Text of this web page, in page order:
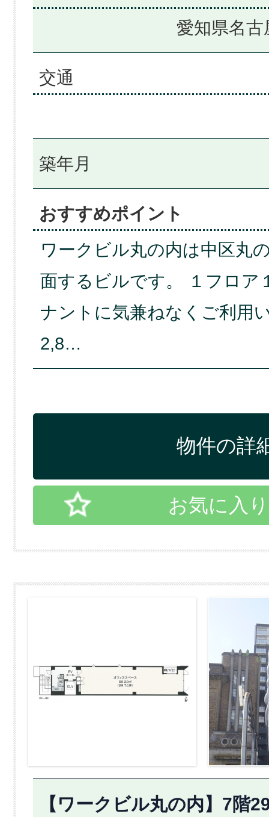
愛知県名
交通
築年月
おすすめポイント
ワークビル丸の内は中区丸
面するビルです。 １フロア
ナントに気兼ねなくご利用
2,8…
物件の詳
お気に入
【ワークビル丸の内】7